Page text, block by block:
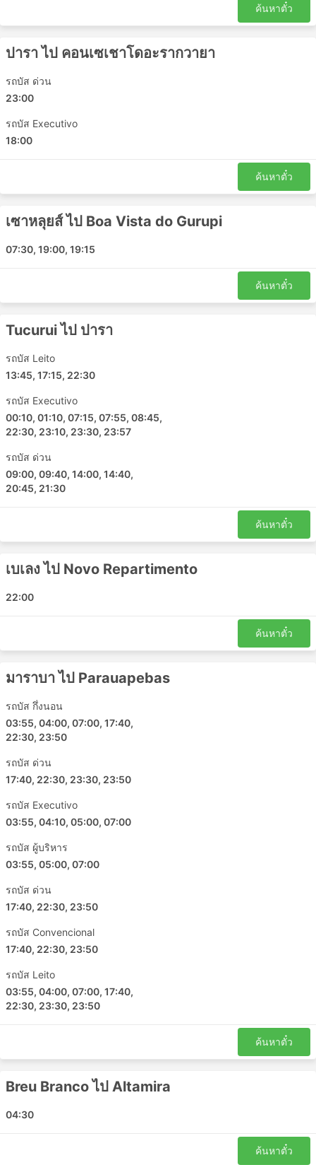
เบเลง - Xinguara
Parauapebas - เบเลง
เบเลง - Rio Maria
Breu Branco - Tucurui
Parauapebas - มาราบา
Jacunda - ปารา
Ananindeua - Goianesia do Para
Ananindeua - Moju
Imperatriz - มาราบา
Eldorado dos Carajas - Redencao PA
Salinopolis - เบเลง
Ananindeua - Altamira
Parauapebas - คอนเซเชาโดอะรากวายา
Goianesia do Para - เบเลง
มาราบา - Goianesia do Para
Xinguara - Eldorado dos Carajas
Tucurui - Altamira
เบเลง - Redencao PA
Parauapebas - ปารา
Imperatriz - เบเลง
Imperatriz - Santa Maria do Para
Cameta - เบเลง
Paragominas - เบเลง
เซาหลุยส์ - Boa Vista do Gurupi
Goianesia do Para - มาราบา
Altamira - Ananindeua
Nova Olinda do Maranhao - เซาหลุยส์
มาราบา - Jacunda
Tailandia - Breu Branco
Jacunda - มาราบา
Marituba - มาราบา
ปารา - เบเลง
เบเลง - Dom Eliseu
ค้นหาตั๋ว
ปารา ไป คอนเซเชาโดอะรากวายา
รถบัส ด่วน
23:00
รถบัส Executivo
18:00
ค้นหาตั๋ว
เซาหลุยส์ ไป Boa Vista do Gurupi
07:30, 19:00, 19:15
ค้นหาตั๋ว
Tucurui ไป ปารา
รถบัส Leito
13:45, 17:15, 22:30
รถบัส Executivo
00:10, 01:10, 07:15, 07:55, 08:45,
22:30, 23:10, 23:30, 23:57
รถบัส ด่วน
09:00, 09:40, 14:00, 14:40,
20:45, 21:30
ค้นหาตั๋ว
เบเลง ไป Novo Repartimento
22:00
ค้นหาตั๋ว
มาราบา ไป Parauapebas
รถบัส กึ่งนอน
03:55, 04:00, 07:00, 17:40,
22:30, 23:50
รถบัส ด่วน
17:40, 22:30, 23:30, 23:50
รถบัส Executivo
03:55, 04:10, 05:00, 07:00
รถบัส ผู้บริหาร
03:55, 05:00, 07:00
รถบัส ด่วน
17:40, 22:30, 23:50
รถบัส Convencional
17:40, 22:30, 23:50
รถบัส Leito
03:55, 04:00, 07:00, 17:40,
22:30, 23:30, 23:50
ค้นหาตั๋ว
Breu Branco ไป Altamira
04:30
ค้นหาตั๋ว